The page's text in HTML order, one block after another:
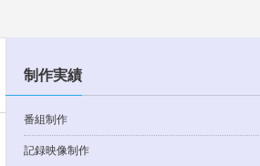
制作実績
番組制作
記録映像制作